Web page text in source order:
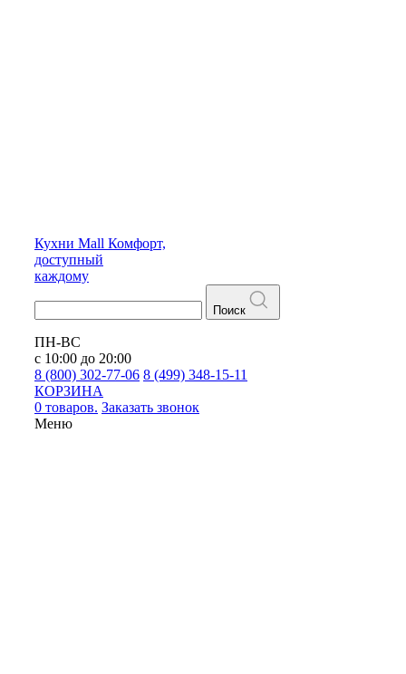
Кухни Mall Комфорт,
доступный
каждому
Поиск
ПН-ВС
с 10:00 до 20:00
8 (800) 302-77-06 8 (499) 348-15-11
КОРЗИНА
0 товаров. Заказать звонок
Меню